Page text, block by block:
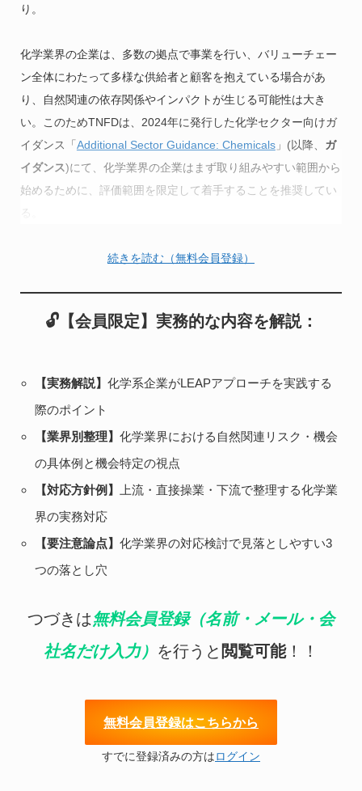
り。
化学業界の企業は、多数の拠点で事業を行い、バリューチェー
ン全体にわたって多様な供給者と顧客を抱えている場合があ
り、自然関連の依存関係やインパクトが生じる可能性は大き
い。このためTNFDは、2024年に発行した化学セクター向けガ
イダンス「 Additional Sector Guidance: Chemicals」(以降、 ガ
イダンス)にて、化学業界の企業はまず取り組みやすい範囲から
始めるために、評価範囲を限定して着手することを推奨してい
る。
続きを読む（無料会員登録）
🔓【会員限定】実務的な内容を解説：
【実務解説】化学系企業がLEAPアプローチを実践する
際のポイント
【業界別整理】化学業界における自然関連リスク・機会
の具体例と機会特定の視点
【対応方針例】
上流・直接操業・下流で整理する化学業
界の実務対応
【要注意論点】化学業界の対応検討で見落としやすい3
つの落とし穴
つづきは無料会員登録（名前・メール・会
社名だけ入力） を行うと 閲覧可能！！
無料会員登録はこちらから
すでに登録済みの方はログイン